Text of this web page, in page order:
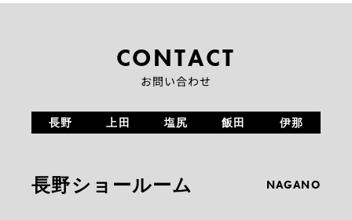
CONTACT
お問い合わせ
長野 上田 塩尻 飯田 伊那
長野ショールーム NAGANO